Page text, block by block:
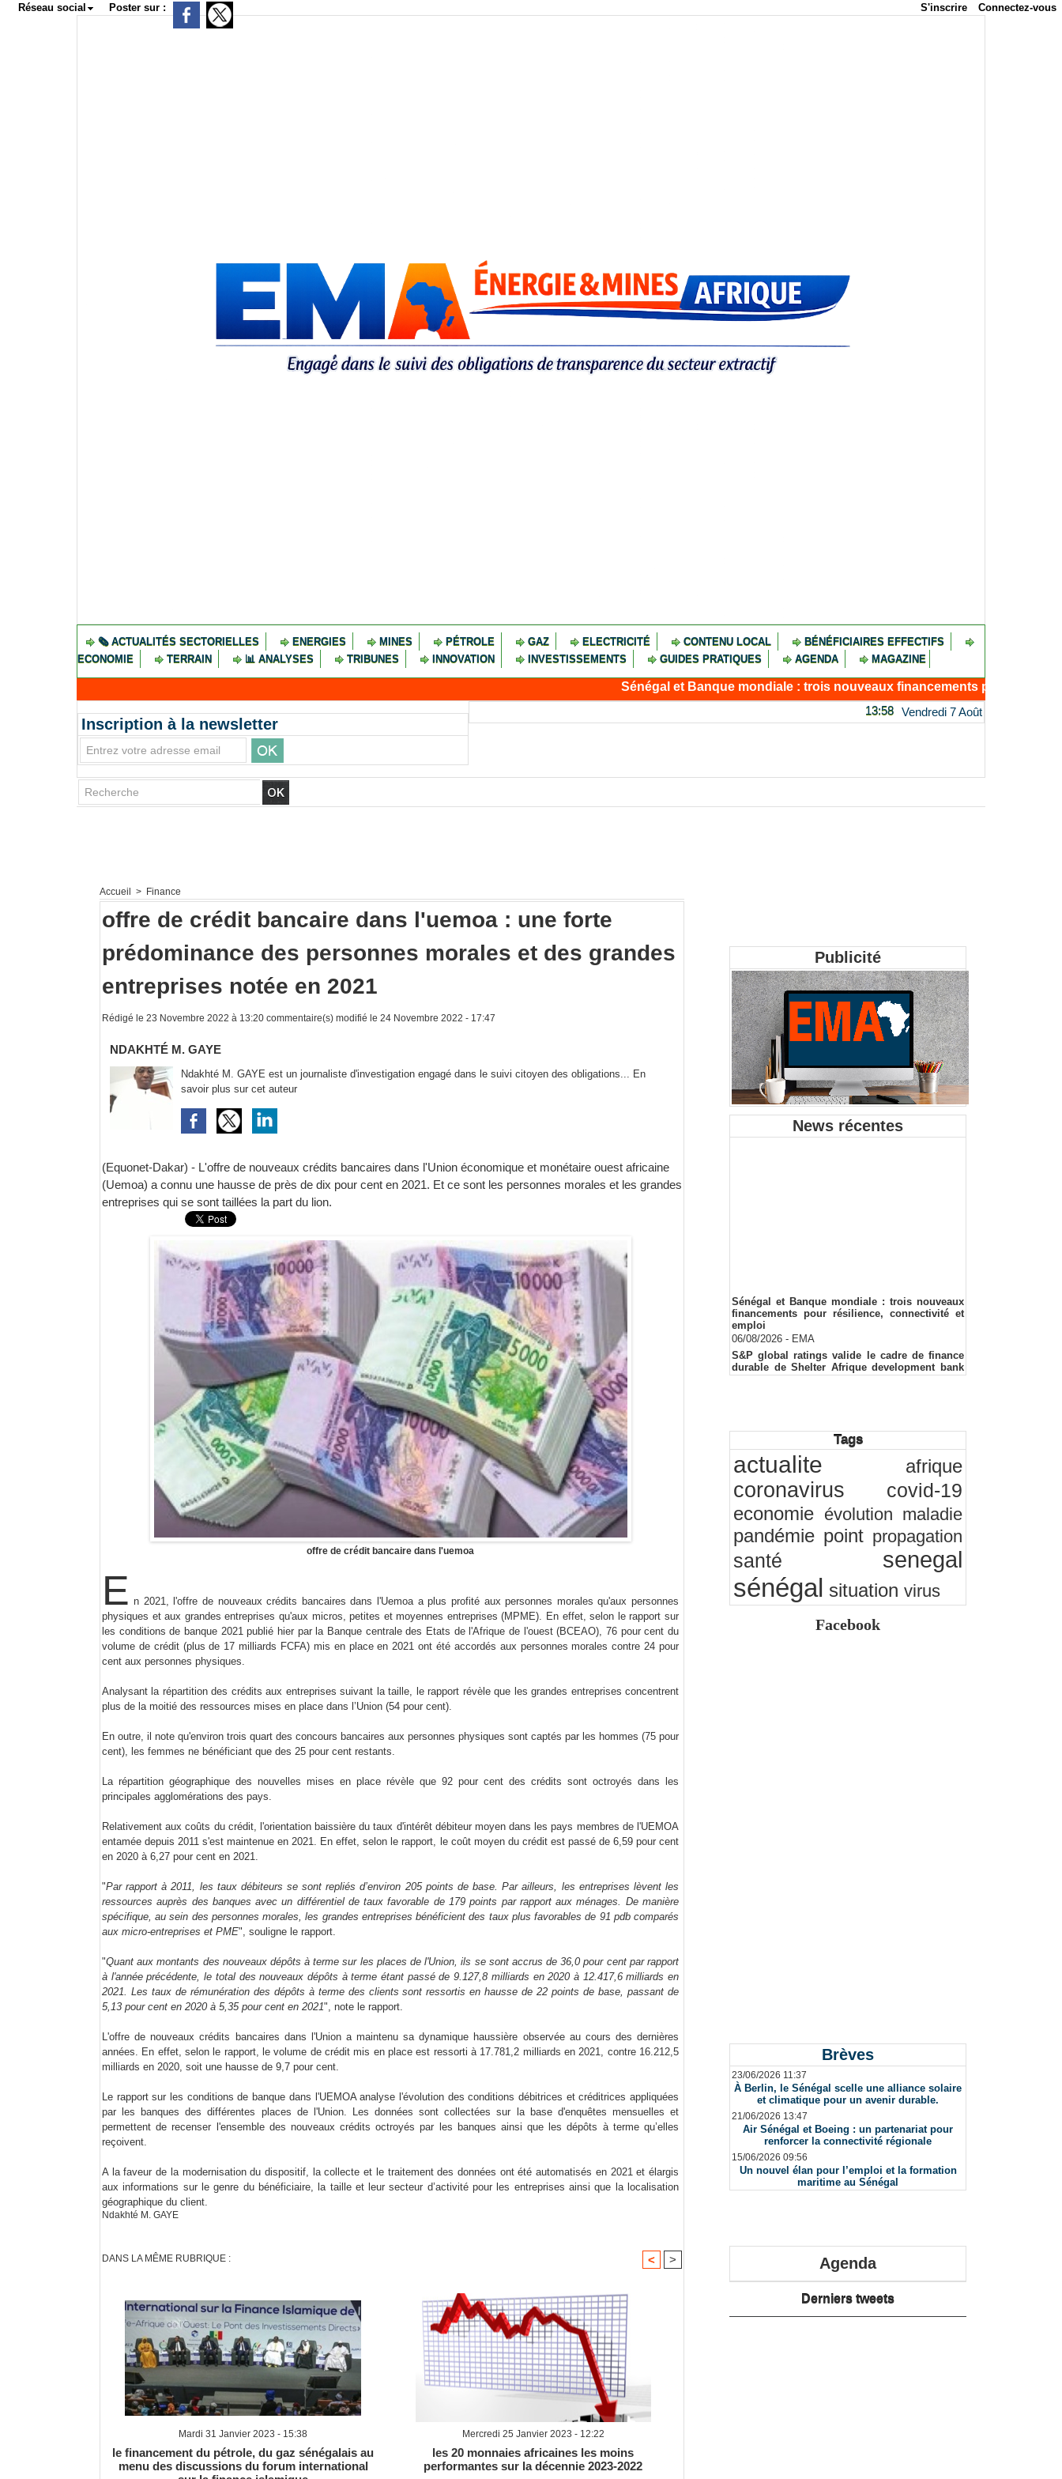
Réseau social Poster sur : Connectez-vous
S'inscrire
🗞️ ACTUALITÉS SECTORIELLES ENERGIES MINES PÉTROLE GAZ ELECTRICITÉ CONTENU LOCAL
BÉNÉFICIAIRES EFFECTIFS
ECONOMIE
TERRAIN 📊 ANALYSES TRIBUNES INNOVATION INVESTISSEMENTS GUIDES PRATIQUES AGENDA MAGAZINE
Sénégal et Banque mondiale : trois nouveaux financements pour résilience,
Inscription à la newsletter
Vendredi 7 Août
13:58
Accueil > Finance
offre de crédit bancaire dans l'uemoa : une forte
prédominance des personnes morales et des grandes
entreprises notée en 2021
Rédigé le 23 Novembre 2022 à 13:20 commentaire(s) modifié le 24 Novembre 2022 - 17:47
NDAKHTÉ M. GAYE
Ndakhté M. GAYE est un journaliste d'investigation engagé dans le suivi citoyen des obligations... En
savoir plus sur cet auteur
(Equonet-Dakar) - L'offre de nouveaux crédits bancaires dans l'Union économique et monétaire ouest africaine
(Uemoa) a connu une hausse de près de dix pour cent en 2021. Et ce sont les personnes morales et les grandes
entreprises qui se sont taillées la part du lion.
offre de crédit bancaire dans l'uemoa
E n 2021, l'offre de nouveaux crédits bancaires dans l'Uemoa a plus profité aux personnes morales qu'aux personnes
physiques et aux grandes entreprises qu'aux micros, petites et moyennes entreprises (MPME). En effet, selon le rapport sur
les conditions de banque 2021 publié hier par la Banque centrale des Etats de l'Afrique de l'ouest (BCEAO), 76 pour cent du
volume de crédit (plus de 17 milliards FCFA) mis en place en 2021 ont été accordés aux personnes morales contre 24 pour
cent aux personnes physiques.
Analysant la répartition des crédits aux entreprises suivant la taille, le rapport révèle que les grandes entreprises concentrent
plus de la moitié des ressources mises en place dans l’Union (54 pour cent).
En outre, il note qu'environ trois quart des concours bancaires aux personnes physiques sont captés par les hommes (75 pour
cent), les femmes ne bénéficiant que des 25 pour cent restants.
La répartition géographique des nouvelles mises en place révèle que 92 pour cent des crédits sont octroyés dans les
principales agglomérations des pays.
Relativement aux coûts du crédit, l'orientation baissière du taux d'intérêt débiteur moyen dans les pays membres de l'UEMOA
entamée depuis 2011 s'est maintenue en 2021. En effet, selon le rapport, le coût moyen du crédit est passé de 6,59 pour cent
en 2020 à 6,27 pour cent en 2021.
"Par rapport à 2011, les taux débiteurs se sont repliés d’environ 205 points de base. Par ailleurs, les entreprises lèvent les
ressources auprès des banques avec un différentiel de taux favorable de 179 points par rapport aux ménages. De manière
spécifique, au sein des personnes morales, les grandes entreprises bénéficient des taux plus favorables de 91 pdb comparés
aux micro-entreprises et PME", souligne le rapport.
"Quant aux montants des nouveaux dépôts à terme sur les places de l'Union, ils se sont accrus de 36,0 pour cent par rapport
à l'année précédente, le total des nouveaux dépôts à terme étant passé de 9.127,8 milliards en 2020 à 12.417,6 milliards en
2021. Les taux de rémunération des dépôts à terme des clients sont ressortis en hausse de 22 points de base, passant de
5,13 pour cent en 2020 à 5,35 pour cent en 2021", note le rapport.
L'offre de nouveaux crédits bancaires dans l'Union a maintenu sa dynamique haussière observée au cours des dernières
années. En effet, selon le rapport, le volume de crédit mis en place est ressorti à 17.781,2 milliards en 2021, contre 16.212,5
milliards en 2020, soit une hausse de 9,7 pour cent.
Le rapport sur les conditions de banque dans l'UEMOA analyse l'évolution des conditions débitrices et créditrices appliquées
par les banques des différentes places de l'Union. Les données sont collectées sur la base d'enquêtes mensuelles et
permettent de recenser l'ensemble des nouveaux crédits octroyés par les banques ainsi que les dépôts à terme qu’elles
reçoivent.
A la faveur de la modernisation du dispositif, la collecte et le traitement des données ont été automatisés en 2021 et élargis
aux informations sur le genre du bénéficiaire, la taille et leur secteur d’activité pour les entreprises ainsi que la localisation
géographique du client.
Ndakhté M. GAYE
DANS LA MÊME RUBRIQUE : < >
Mardi 31 Janvier 2023 - 15:38
le financement du pétrole, du gaz sénégalais au
menu des discussions du forum international
Mercredi 25 Janvier 2023 - 12:22
les 20 monnaies africaines les moins
performantes sur la décennie 2023-2022
Publicité
News récentes
financements pour résilience, connectivité et
emploi
06/08/2026
S&P global ratings valide le cadre de finance
durable de Shelter Afrique development bank
(ShafDB)
06/08/2026 -EMA
05/08/2026 -Ndakhté M. GAYE
Observatoire des finances locales - Obfiloc :
transparence locale, impact national
26/07/2026 -Ndakhté M. GAYE
Rapport Bceao 2025 : résilience, transition et
24/07/2026 -Ndakhté M. GAYE
Tags
actualite afrique
coronavirus
covid-19
economie évolution maladie
pandémie point propagation
santé senegal
sénégal situation virus
Facebook
Brèves
23/06/2026 11:37
À Berlin, le Sénégal scelle une alliance solaire
et climatique pour un avenir durable.
21/06/2026 13:47
Air Sénégal et Boeing : un partenariat pour
renforcer la connectivité régionale
15/06/2026 09:56
Un nouvel élan pour l’emploi et la formation
maritime au Sénégal
Agenda
Derniers tweets